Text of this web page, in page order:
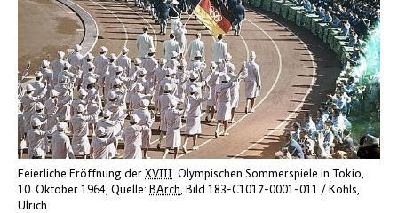
Feierliche Eröffnung der XVIII. Olympischen Sommerspiele in Tokio,
10. Oktober 1964 Quelle: BArch, Bild 183-C1017-0001-011 / Kohls,
Ulrich